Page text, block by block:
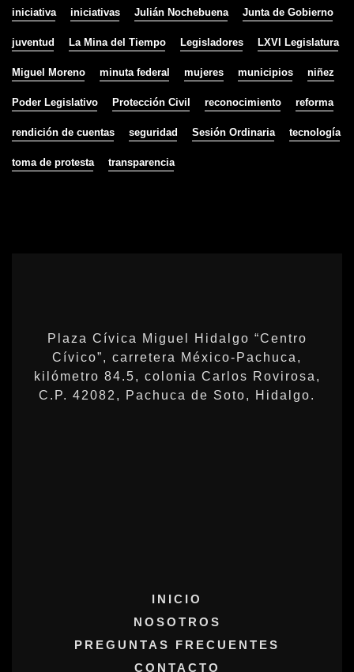
iniciativa iniciativas Julián Nochebuena Junta de Gobierno
juventud La Mina del Tiempo Legisladores LXVI Legislatura
Miguel Moreno minuta federal mujeres municipios niñez
Poder Legislativo Protección Civil reconocimiento reforma
rendición de cuentas seguridad Sesión Ordinaria tecnología
toma de protesta transparencia
Plaza Cívica Miguel Hidalgo “Centro
Cívico”, carretera México-Pachuca,
kilómetro 84.5, colonia Carlos Rovirosa,
C.P. 42082, Pachuca de Soto, Hidalgo.
INICIO
NOSOTROS
PREGUNTAS FRECUENTES
CONTACTO